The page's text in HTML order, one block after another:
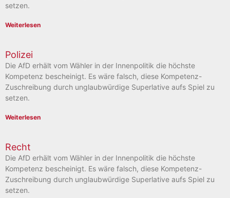
setzen.
Weiterlesen
Polizei
Die AfD erhält vom Wähler in der Innenpolitik die höchste
Kompetenz bescheinigt. Es wäre falsch, diese Kompetenz-
Zuschreibung durch unglaubwürdige Superlative aufs Spiel zu
setzen.
Weiterlesen
Recht
Die AfD erhält vom Wähler in der Innenpolitik die höchste
Kompetenz bescheinigt. Es wäre falsch, diese Kompetenz-
Zuschreibung durch unglaubwürdige Superlative aufs Spiel zu
setzen.